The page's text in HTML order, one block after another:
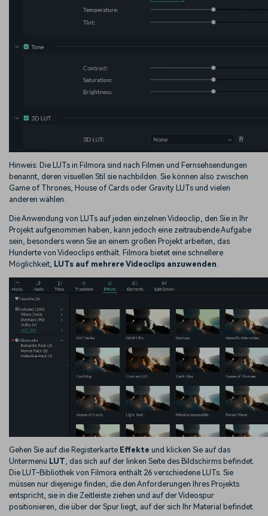
Hinweis: Die LUTs in Filmora sind nach Filmen und Fernsehsendungen
benannt, deren visuellen Stil sie nachbilden. Sie können also zwischen
Game of Thrones, House of Cards oder Gravity LUTs und vielen
anderen wählen.
Die Anwendung von LUTs auf jeden einzelnen Videoclip, den Sie in Ihr
Projekt aufgenommen haben, kann jedoch eine zeitraubende Aufgabe
sein, besonders wenn Sie an einem großen Projekt arbeiten, das
Hunderte von Videoclips enthält. Filmora bietet eine schnellere
Möglichkeit, LUTs auf mehrere Videoclips anzuwenden.
Gehen Sie auf die Registerkarte Effekte und klicken Sie auf das
Untermenü LUT, das sich auf der linken Seite des Bildschirms befindet.
Die LUT-Bibliothek von Filmora enthält 26 verschiedene LUTs. Sie
müssen nur diejenige finden, die den Anforderungen Ihres Projekts
entspricht, sie in die Zeitleiste ziehen und auf der Videospur
positionieren, die über der Spur liegt, auf der sich Ihr Material befindet.